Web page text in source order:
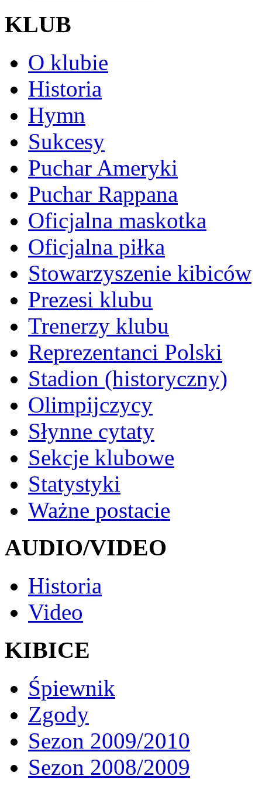
KLUB
O klubie
Historia
Hymn
Sukcesy
Puchar Ameryki
Puchar Rappana
Oficjalna maskotka
Oficjalna piłka
Stowarzyszenie kibiców
Prezesi klubu
Trenerzy klubu
Reprezentanci Polski
Stadion (historyczny)
Olimpijczycy
Słynne cytaty
Sekcje klubowe
Statystyki
Ważne postacie
AUDIO/VIDEO
Historia
Video
KIBICE
Śpiewnik
Zgody
Sezon 2009/2010
Sezon 2008/2009